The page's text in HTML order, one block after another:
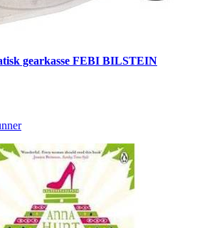
gearkasse FEBI BILSTEIN